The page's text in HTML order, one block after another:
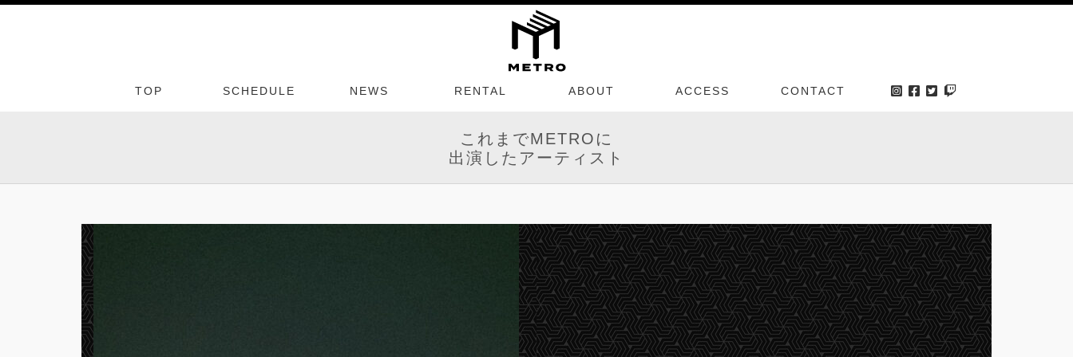
TOP SCHEDULE NEWS RENTAL ABOUT ACCESS CONTACT
これまでMETROに
出演したアーティスト